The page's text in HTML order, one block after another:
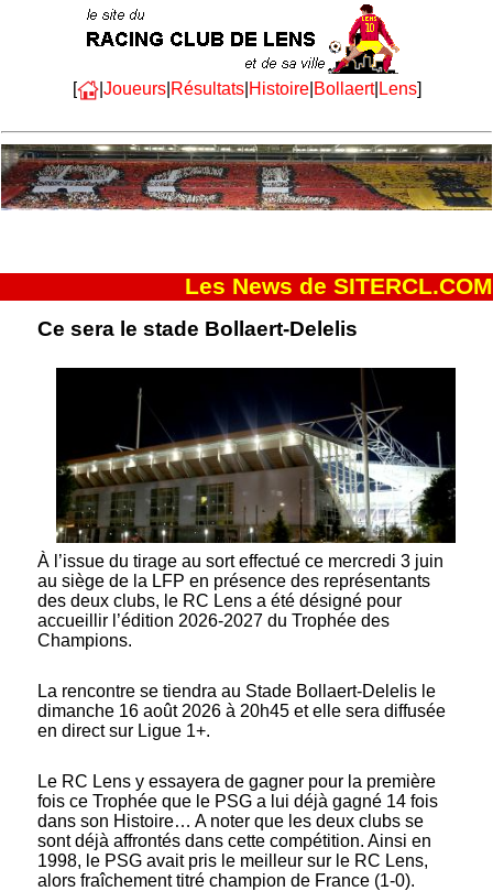
[ | Joueurs| Résultats| Histoire| Bollaert| Lens]
Les News de SITERCL.COM
Ce sera le stade Bollaert-Delelis
À l’issue du tirage au sort effectué ce mercredi 3 juin
au siège de la LFP en présence des représentants
des deux clubs, le RC Lens a été désigné pour
accueillir l’édition 2026-2027 du Trophée des
Champions.
La rencontre se tiendra au Stade Bollaert-Delelis le
dimanche 16 août 2026 à 20h45 et elle sera diffusée
en direct sur Ligue 1+.
Le RC Lens y essayera de gagner pour la première
fois ce Trophée que le PSG a lui déjà gagné 14 fois
dans son Histoire… A noter que les deux clubs se
sont déjà affrontés dans cette compétition. Ainsi en
1998, le PSG avait pris le meilleur sur le RC Lens,
alors fraîchement titré champion de France (1-0).